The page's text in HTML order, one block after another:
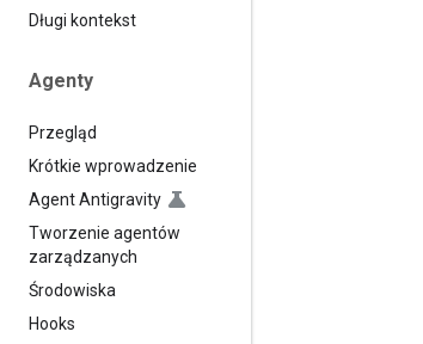
Długi kontekst
Agenty
Przegląd
Krótkie wprowadzenie
Agent Antigravity
Tworzenie agentów
zarządzanych
Środowiska
Hooks